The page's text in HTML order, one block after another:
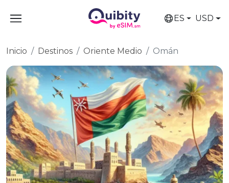
ES USD
Inicio Destinos Oriente Medio Omán